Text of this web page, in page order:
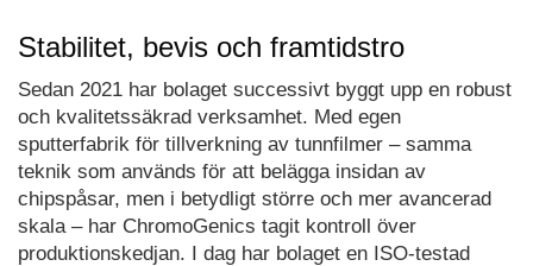
Stabilitet, bevis och framtidstro
Sedan 2021 har bolaget successivt byggt upp en robust
och kvalitetssäkrad verksamhet. Med egen
sputterfabrik för tillverkning av tunnfilmer – samma
teknik som används för att belägga insidan av
chipspåsar, men i betydligt större och mer avancerad
skala – har ChromoGenics tagit kontroll över
produktionskedjan. I dag har bolaget en ISO-testad